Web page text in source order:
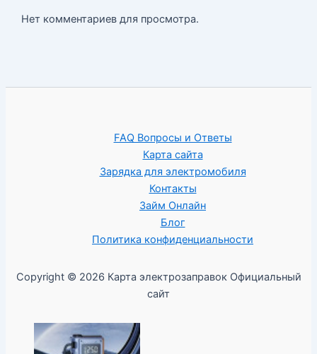
Нет комментариев для просмотра.
FAQ Вопросы и Ответы
Карта сайта
Зарядка для электромобиля
Контакты
Займ Онлайн
Блог
Политика конфиденциальности
Copyright © 2026 Карта электрозаправок Официальный
сайт